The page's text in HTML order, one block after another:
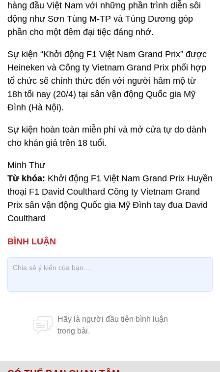
hàng đầu Việt Nam với những phần trình diễn sôi
động như Sơn Tùng M-TP và Tùng Dương góp
phần cho một đêm đại tiệc đáng nhớ.
Sự kiện “Khởi động F1 Việt Nam Grand Prix” được
Heineken và Công ty Vietnam Grand Prix phối hợp
tổ chức sẽ chính thức đến với người hâm mộ từ
18h tối nay (20/4) tại sân vận động Quốc gia Mỹ
Đình (Hà Nội).
Sự kiện hoàn toàn miễn phí và mở cửa tự do dành
cho khán giả trên 18 tuổi.
Minh Thư
Từ khóa: Khởi động F1 Việt Nam Grand Prix Huyền
thoại F1 David Coulthard Công ty Vietnam Grand
Prix sân vận động Quốc gia Mỹ Đình tay đua David
Coulthard